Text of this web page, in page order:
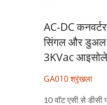
AC-DC
सिंगल और
3KVac
GA010 श्रृंखला
10 वॉट एसी से डीसी